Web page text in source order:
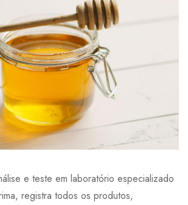
e teste em laboratório especializado
registra todos os produtos,